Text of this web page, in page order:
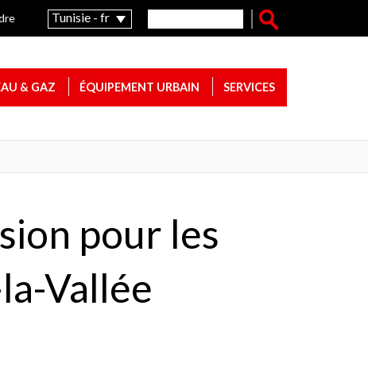
Formulaire de recherche
Rechercher
Tunisie - fr
& GAZ ÉQUIPEMENT URBAIN SERVICES
pour les
Vallée